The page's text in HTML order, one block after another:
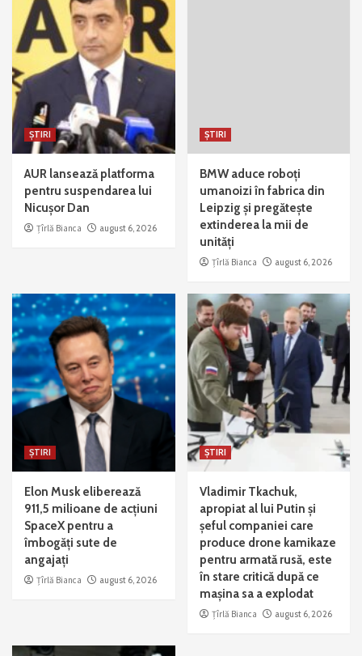
ȘTIRI
AUR lansează platforma
pentru suspendarea lui
Nicușor Dan
Țîrlă Bianca august 6, 2026
ȘTIRI
BMW aduce roboți
umanoizi în fabrica din
Leipzig și pregătește
extinderea la mii de
unități
Țîrlă Bianca august 6, 2026
ȘTIRI
Elon Musk eliberează
911,5 milioane de acțiuni
SpaceX pentru a
îmbogăți sute de
angajați
Țîrlă Bianca august 6, 2026
ȘTIRI
Vladimir Tkachuk,
apropiat al lui Putin și
șeful companiei care
produce drone kamikaze
pentru armată rusă, este
în stare critică după ce
mașina sa a explodat
Țîrlă Bianca august 6, 2026